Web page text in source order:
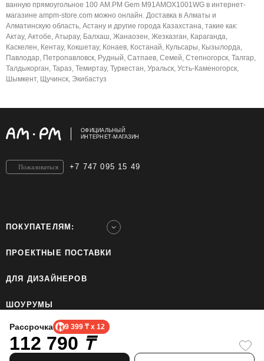
Рассрочка 9 399 ₸ x 12
112 790 ₸
ванную прямоугольное 100 AM.PM Gem M91AMOX1001WG в интернет-
магазине ampm-store.com можно онлайн. Доставка в Алматы и
Алматинскую область, Астану и другие города Казахстана, такие как:
Актау, Актобе, Атырау, Балхаш, Жанаозен, Жезказган, Караганда,
Каскелен, Кентау, Кокшетау, Конаев, Костанай, Кульсары, Кызылорда,
Павлодар, Петропавловск, Рудный, Сатпаев, Семей, Степногорск, Талгар,
Талдыкорган, Тараз, Темиртау, Туркестан, Уральск, Усть-Каменогорск,
Шымкент, Щучинск, Экибастуз
ОФИЦИАЛЬНЫЙ
ИНТЕРНЕТ-МАГАЗИН
+7 747 095 15 49
Пожаловаться
ПОКУПАТЕЛЯМ:
ПРОЕКТНЫЕ ПОСТАВКИ
ДЛЯ ДИЗАЙНЕРОВ
ШОУРУМЫ
ТОО «Home Ecology Center (Хоум Иколэджи Сэнтэ)», БИН: 190640023562. Все права
Политика конфиденциальности.